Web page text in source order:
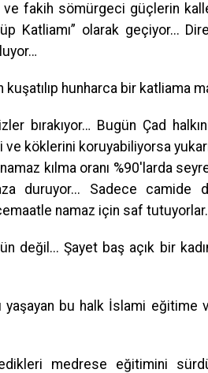
fakih sömürgeci güçlerin
Katliamı” olarak geçiyor...
hunharca bir katliama
bırakıyor… Bugün Çad
köklerini koruyabiliyorsa
kılma oranı %90'larda
duruyor... Sadece camide
namaz için saf
değil... Şayet baş açık bir
yaşayan bu halk İslami eğitime
medrese eğitimini